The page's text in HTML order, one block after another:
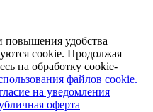
повышения удобства
cookie. Продолжая
на обработку cookie-
файлов cookie.
на уведомления
оферта